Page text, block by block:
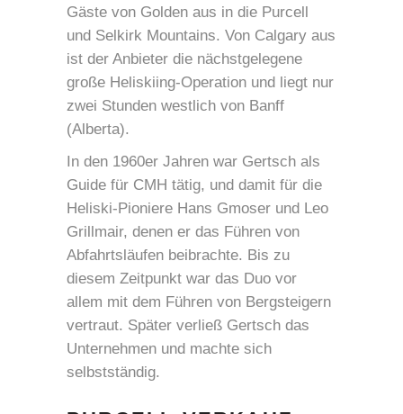
Gäste von Golden aus in die Purcell
und Selkirk Mountains. Von Calgary aus
ist der Anbieter die nächstgelegene
große Heliskiing-Operation und liegt nur
zwei Stunden westlich von Banff
(Alberta).
In den 1960er Jahren war Gertsch als
Guide für CMH tätig, und damit für die
Heliski-Pioniere Hans Gmoser und Leo
Grillmair, denen er das Führen von
Abfahrtsläufen beibrachte. Bis zu
diesem Zeitpunkt war das Duo vor
allem mit dem Führen von Bergsteigern
vertraut. Später verließ Gertsch das
Unternehmen und machte sich
selbstständig.